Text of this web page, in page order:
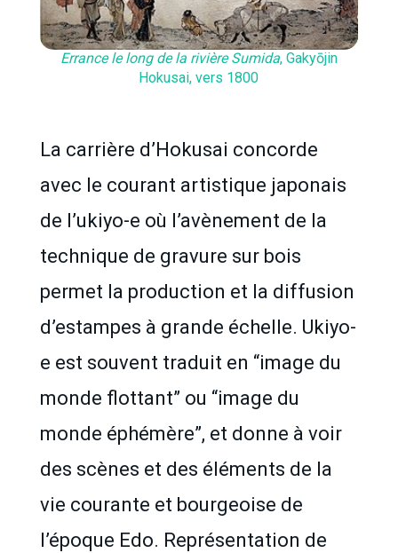
Errance le long de la rivière Sumida, Gakyōjin
Hokusai, vers 1800
La carrière d’Hokusai concorde
avec le courant artistique japonais
de l’ukiyo-e où l’avènement de la
technique de gravure sur bois
permet la production et la diffusion
d’estampes à grande échelle. Ukiyo-
e est souvent traduit en “image du
monde flottant” ou “image du
monde éphémère”, et donne à voir
des scènes et des éléments de la
vie courante et bourgeoise de
l’époque Edo. Représentation de